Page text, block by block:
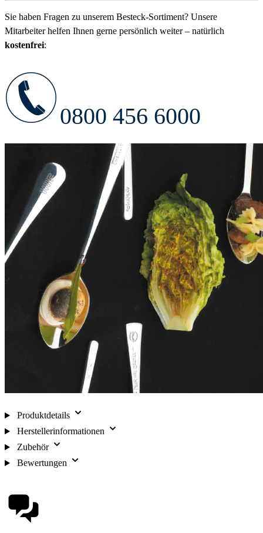
Sie haben Fragen zu unserem Besteck-Sortiment? Unsere
Mitarbeiter helfen Ihnen gerne persönlich weiter – natürlich
kostenfrei:
0800 456 6000
Produktdetails
Herstellerinformationen
Zubehör
Bewertungen